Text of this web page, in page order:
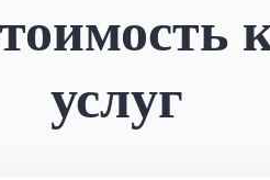
услуг